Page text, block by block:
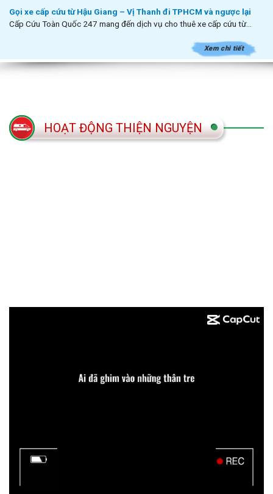
Gọi xe cấp cứu từ Hậu Giang – Vị Thanh đi TPHCM và ngược lại
Cấp Cứu Toàn Quốc 247 mang đến dịch vụ cho thuê xe cấp cứu từ...
Xem chi tiết
HOẠT ĐỘNG THIỆN NGUYỆN